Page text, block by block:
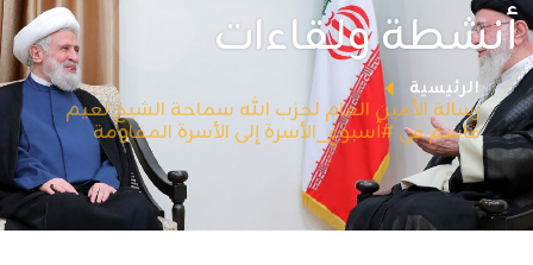
أنشطة ولقاءات
الرئيسية
رسالة الأمين العام لحزب الله سماحة الشيخ نعيم
قاسم في #أسبوع_الأسرة إلى الأسرة المقاومة